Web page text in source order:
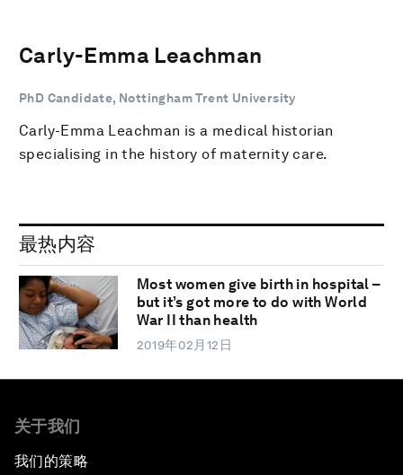
Carly-Emma Leachman
PhD Candidate, Nottingham Trent University
Carly-Emma Leachman is a medical historian
specialising in the history of maternity care.
最热内容
Most women give birth in hospital –
but it’s got more to do with World
War II than health
2019年02月12日
关于我们
我们的策略